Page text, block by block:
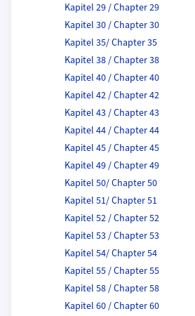
Kapitel 29 / Chapter 29
Kapitel 30 / Chapter 30
Kapitel 35/ Chapter 35
Kapitel 38 / Chapter 38
Kapitel 40 / Chapter 40
Kapitel 42 / Chapter 42
Kapitel 43 / Chapter 43
Kapitel 44 / Chapter 44
Kapitel 45 / Chapter 45
Kapitel 49 / Chapter 49
Kapitel 50/ Chapter 50
Kapitel 51/ Chapter 51
Kapitel 52 / Chapter 52
Kapitel 53 / Chapter 53
Kapitel 54/ Chapter 54
Kapitel 55 / Chapter 55
Kapitel 58 / Chapter 58
Kapitel 60 / Chapter 60